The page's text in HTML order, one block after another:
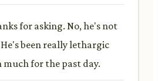
for asking. No, he's not
been really lethargic
much for the past day.